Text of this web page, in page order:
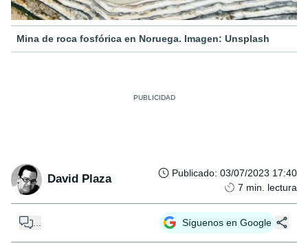
Mina de roca fosfórica en Noruega. Imagen: Unsplash
David Plaza Publicado: 03/07/2023 17:40
7 min. lectura
Síguenos en Google